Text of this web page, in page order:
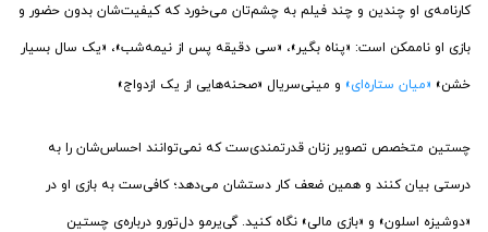
کارنامه‌ی او چندین و چند فیلم به چشم‌تان می‌خورد که کیفیت‌شان بدون حضور و
بازی او ناممکن است: «پناه بگیر»، «سی دقیقه پس از نیمه‌شب»، «یک سال بسیار
خشن» «میان ستاره‌ای»‌ و مینی‌سریال «صحنه‌هایی از یک‌ ازدواج»
چستین متخصص تصویر زنان قدرتمندی‌ست که نمی‌توانند احساس‌شان را به
درستی بیان کنند و همین ضعف کار دستشان می‌دهد؛ کافی‌ست به بازی او در
«دوشیزه اسلون» و «بازی مالی» نگاه کنید. گی‌یرمو دل‌تورو درباره‌ی چستین